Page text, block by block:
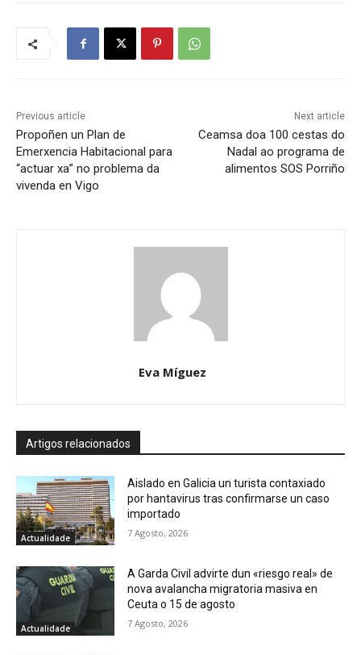
Previous article
Propoñen un Plan de
Emerxencia Habitacional para
“actuar xa” no problema da
vivenda en Vigo
Next article
Ceamsa doa 100 cestas do
Nadal ao programa de
alimentos SOS Porriño
Eva Míguez
Artigos relacionados
Actualidade
Aislado en Galicia un turista contaxiado
por hantavirus tras confirmarse un caso
importado
7 Agosto, 2026
Actualidade
A Garda Civil advirte dun «riesgo real» de
nova avalancha migratoria masiva en
Ceuta o 15 de agosto
7 Agosto, 2026